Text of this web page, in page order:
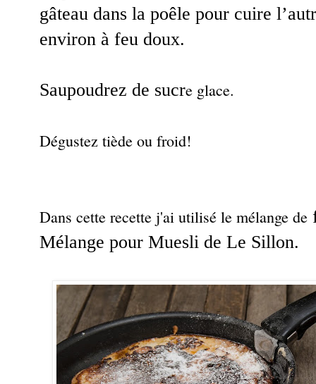
gâteau dans la poêle pour cuire
environ à feu doux.
Saupoudrez de sucre glace.
Dégustez tiède ou froid!
Dans cette recette j'ai utilisé le mélange de
Mélange pour Muesli de Le Sillon.